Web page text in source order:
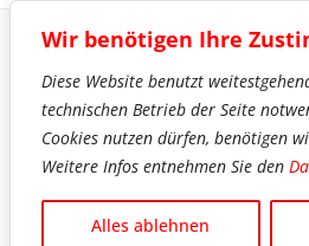
Wir benötigen Ihre
Diese Website benutzt
technischen Betrieb der Seite
Cookies nutzen dürfen, benötigen
Weitere Infos entnehmen Sie den
Alles ablehnen
Impressum
Datenschutz